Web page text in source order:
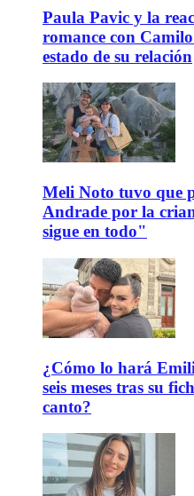
Paula Pavic y la
romance con
estado de su relación
Meli Noto tuvo que
Andrade por la
sigue en todo"
¿Cómo lo hará
seis meses tras su
canto?